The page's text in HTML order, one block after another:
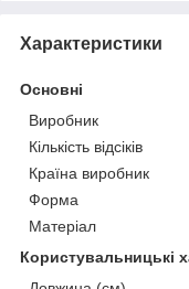
Характеристики
Основні
Виробник
Кількість відсіків
Країна виробник
Форма
Матеріал
Користувальницькі